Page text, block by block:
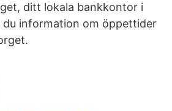
ditt lokala bankkontor i
du information om öppettider